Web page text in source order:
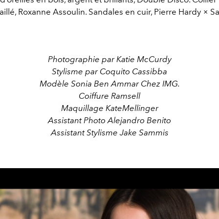
Roxanne Assoulin. Sandales en cuir, Pierre Hardy ×
Photographie par Katie McCurdy
Stylisme par Coquito Cassibba
Modèle Sonia Ben Ammar Chez IMG.
Coiffure Ramsell
Maquillage KateMellinger
Assistant Photo Alejandro Benito
Assistant Stylisme Jake Sammis